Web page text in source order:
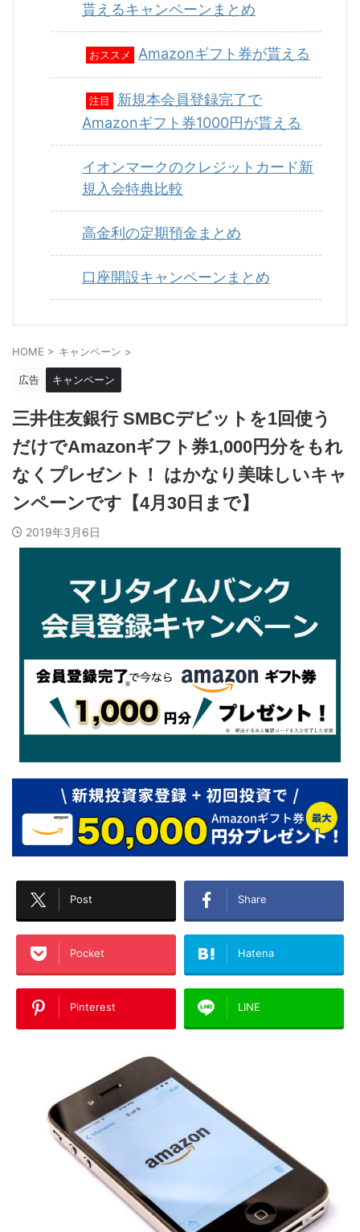
貰えるキャンペーンまとめ
おススメ Amazonギフト券が貰える
注目
新規本会員登録完了で
Amazonギフト券1000円が貰える
イオンマークのクレジットカード新
規入会特典比較
高金利の定期預金まとめ
口座開設キャンペーンまとめ
HOME > キャンペーン >
広告 キャンペーン
三井住友銀行 SMBCデビットを1回使う
だけでAmazonギフト券1,000円分をもれ
なくプレゼント！ はかなり美味しいキャ
ンペーンです【4月30日まで】
2019年3月6日
Post Share
Pocket Hatena
Pinterest LINE